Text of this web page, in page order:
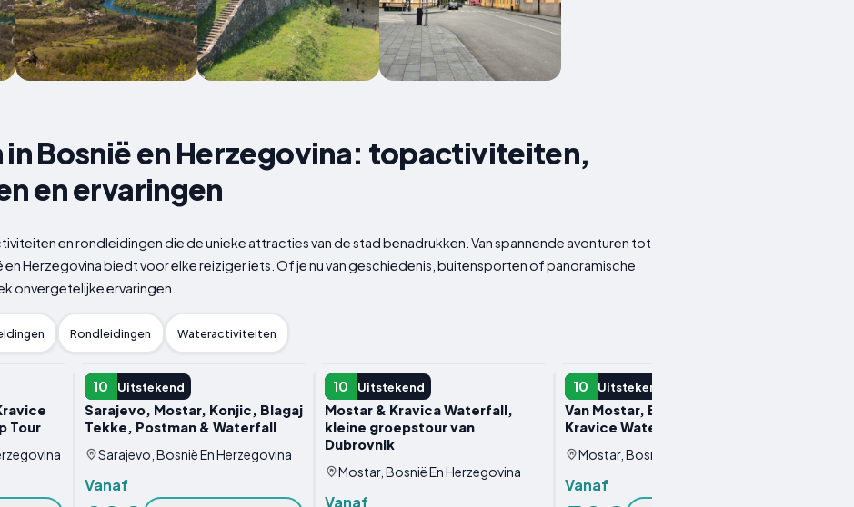
in Bosnië en Herzegovina: topactiviteiten,
en ervaringen
en rondleidingen die de unieke attracties van de stad benadrukken. Van spannende avonturen tot
en Herzegovina biedt voor elke reiziger iets. Of je nu van geschiedenis, buitensporten of panoramische
onvergetelijke ervaringen.
Rondleidingen Wateractiviteiten
Tour
10 Uitstekend
DAGTOCHT
Sarajevo, Mostar, Konjic, Blagaj
Tekke, Postman & Waterfall
Sarajevo, Bosnië En Herzegovina
Vanaf
10 Uitstekend
DAGTOCHT
Mostar & Kravica Waterfall,
kleine groepstour van
Dubrovnik
Mostar, Bosnië En Herzegovina
Vanaf
10 Uitstekend
DAGTOCHT
Van Mostar, Blagaj, Pocitelj en
Kravice Waterfalls Day Tour
Mostar, Bosnië En Herzegovina
Vanaf